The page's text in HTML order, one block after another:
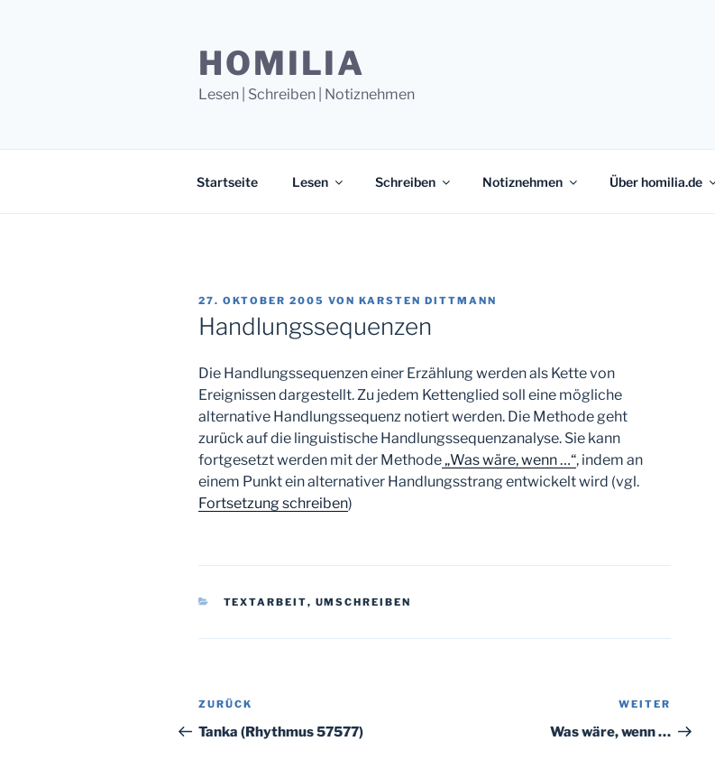
HOMILIA
Lesen | Schreiben | Notiznehmen
Startseite Lesen Schreiben Notiznehmen Über homilia.de
VERÖFFENTLICHT
AM
27. OKTOBER 2005 VON KARSTEN DITTMANN
Handlungssequenzen
Die Handlungssequenzen einer Erzählung werden als Kette von
Ereignissen dargestellt. Zu jedem Kettenglied soll eine mögliche
alternative Handlungssequenz notiert werden. Die Methode geht
zurück auf die linguistische Handlungssequenzanalyse. Sie kann
fortgesetzt werden mit der Methode „Was wäre, wenn …“, indem an
einem Punkt ein alternativer Handlungsstrang entwickelt wird (vgl.
Fortsetzung schreiben)
KATEGORIEN
TEXTARBEIT, UMSCHREIBEN
Beitragsnavigation
Vorheriger
Beitrag
ZURÜCK
Tanka (Rhythmus 57577)
Beitrag
WEITER
Was wäre, wenn …